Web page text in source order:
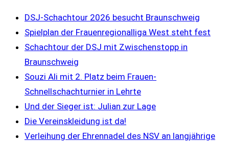
DSJ-Schachtour 2026 besucht Braunschweig
Spielplan der Frauenregionalliga West steht fest
Schachtour der DSJ mit Zwischenstopp in
Braunschweig
Souzi Ali mit 2. Platz beim Frauen-
Schnellschachturnier in Lehrte
Und der Sieger ist: Julian zur Lage
Die Vereinskleidung ist da!
Verleihung der Ehrennadel des NSV an langjährige